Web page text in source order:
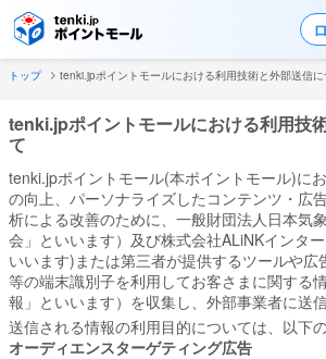
トップ tenki.jpポイントモールにおける利用技術と外部送信に
tenki.jpポイントモールにおける利用技
て
tenki.jpポイントモール(本ポイントモール)に
の向上、パーソナライズしたコンテンツ・広
析による改善のために、一般財団法人日本気
会」といいます）及び株式会社ALiNKインタ
いいます)または第三者が提供するツールや広
等の端末識別子を利用してお客さまに関する
報」といいます）を収集し、外部事業者に送
送信される情報の利用目的については、以下の
オーディエンスターゲティング広告